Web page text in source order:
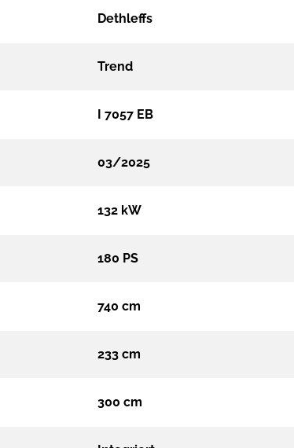
Dethleffs
Trend
I 7057 EB
03/2025
132 kW
180 PS
740 cm
233 cm
300 cm